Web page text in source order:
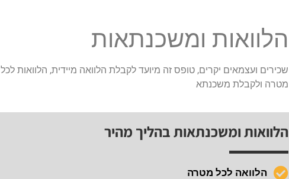
הלוואות ומשכנתאות
שכירים ועצמאים יקרים, טופס זה מיועד לקבלת הלוואה מיידית, הלוואות לכל
מטרה ולקבלת משכנתא
הלוואות ומשכנתאות בהליך מהיר
הלוואה לכל מטרה